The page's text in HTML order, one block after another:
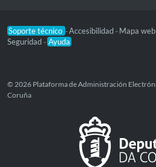
Soporte técnico -Accesibilidad - Mapa web
Seguridad - Ayuda
© 2026 Plataforma de Administración
Coruña